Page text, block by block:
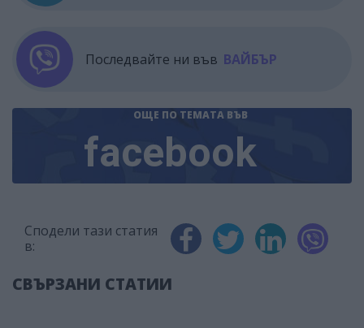
Последвайте ни във ВАЙБЪР
ОЩЕ ПО ТЕМАТА ВЪВ
facebook
Сподели тази статия
в:
СВЪРЗАНИ СТАТИИ